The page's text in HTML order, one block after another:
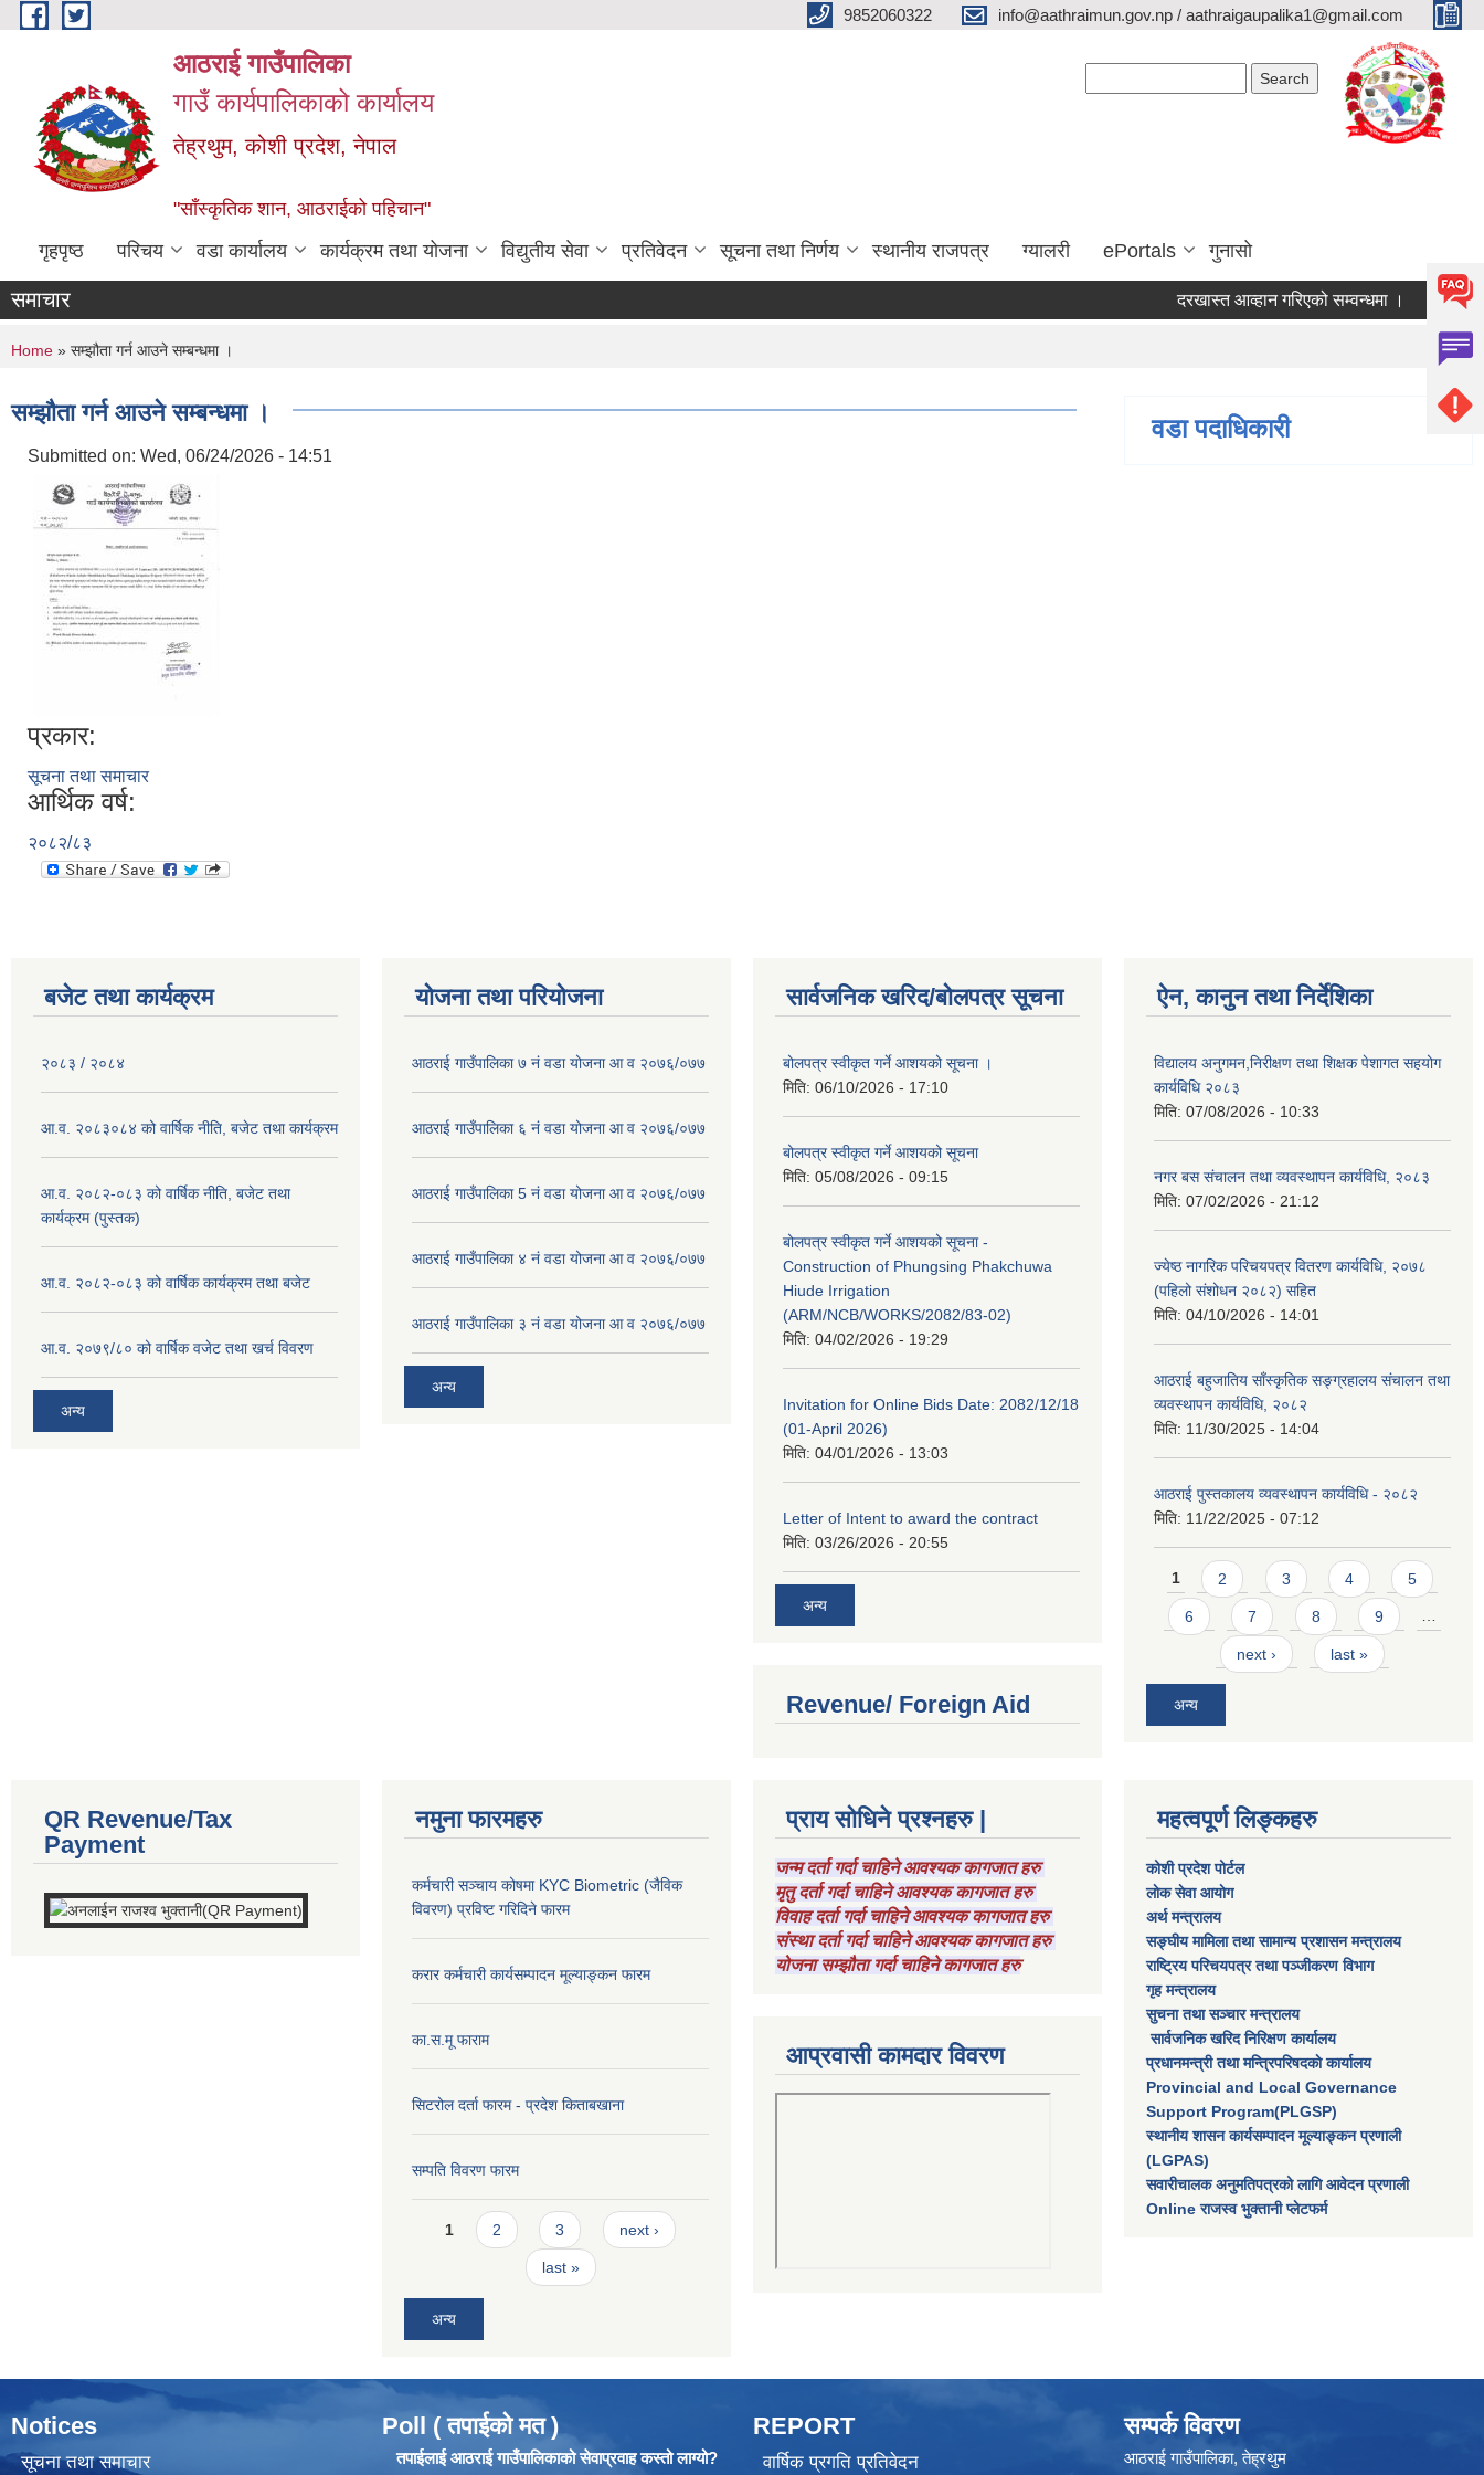
Skip to main content 9852060322 info@aathraimun.gov.np / aathraigaupalika1@gmail.com
आठराई गाउँपालिका
गाउँ कार्यपालिकाको कार्यालय
तेह्रथुम, कोशी प्रदेश, नेपाल
"साँस्कृतिक शान, आठराईको पहिचान"
गृहपृष्ठ परिचय वडा कार्यालय कार्यक्रम तथा योजना विद्युतीय सेवा प्रतिवेदन सूचना तथा निर्णय स्थानीय राजपत्र ग्यालरी ePortals गुनासो
समाचार दरखास्त आव्हान गरिएको सम्वन्धमा । प्रेश
You are here
Home » सम्झौता गर्न आउने सम्बन्धमा ।
सम्झौता गर्न आउने सम्बन्धमा ।
Submitted on: Wed, 06/24/2026 - 14:51
प्रकार:
सूचना तथा समाचार
आर्थिक वर्ष:
२०८२/८३
वडा पदाधिकारी
बजेट तथा कार्यक्रम
२०८३ / २०८४
आ.व. २०८३०८४ को वार्षिक नीति, बजेट तथा कार्यक्रम
आ.व. २०८२-०८३ को वार्षिक नीति, बजेट तथा
कार्यक्रम (पुस्तक)
आ.व. २०८२-०८३ को वार्षिक कार्यक्रम तथा बजेट
आ.व. २०७९/८० को वार्षिक वजेट तथा खर्च विवरण
अन्य
योजना तथा परियोजना
आठराई गाउँपालिका ७ नं वडा योजना आ व २०७६/०७७
आठराई गाउँपालिका ६ नं वडा योजना आ व २०७६/०७७
आठराई गाउँपालिका 5 नं वडा योजना आ व २०७६/०७७
आठराई गाउँपालिका ४ नं वडा योजना आ व २०७६/०७७
आठराई गाउँपालिका ३ नं वडा योजना आ व २०७६/०७७
अन्य
सार्वजनिक खरिद/बोलपत्र सूचना
बोलपत्र स्वीकृत गर्ने आशयको सूचना ।
मिति: 06/10/2026 - 17:10
बोलपत्र स्वीकृत गर्ने आशयको सूचना
मिति: 05/08/2026 - 09:15
बोलपत्र स्वीकृत गर्ने आशयको सूचना -
Construction of Phungsing Phakchuwa
Hiude Irrigation
(ARM/NCB/WORKS/2082/83-02)
मिति: 04/02/2026 - 19:29
Invitation for Online Bids Date: 2082/12/18
(01-April 2026)
मिति: 04/01/2026 - 13:03
Letter of Intent to award the contract
मिति: 03/26/2026 - 20:55
अन्य
Revenue/ Foreign Aid
ऐन, कानुन तथा निर्देशिका
विद्यालय अनुगमन,निरीक्षण तथा शिक्षक पेशागत सहयोग
कार्यविधि २०८३
मिति: 07/08/2026 - 10:33
नगर बस संचालन तथा व्यवस्थापन कार्यविधि, २०८३
मिति: 07/02/2026 - 21:12
ज्येष्ठ नागरिक परिचयपत्र वितरण कार्यविधि, २०७८
(पहिलो संशोधन २०८२) सहित
मिति: 04/10/2026 - 14:01
आठराई बहुजातिय साँस्कृतिक सङ्ग्रहालय संचालन तथा
व्यवस्थापन कार्यविधि, २०८२
मिति: 11/30/2025 - 14:04
आठराई पुस्तकालय व्यवस्थापन कार्यविधि - २०८२
मिति: 11/22/2025 - 07:12
Pages
1 2 3 4 5
6 7 8 9 …
next › last »
अन्य
QR Revenue/Tax
Payment
नमुना फारमहरु
कर्मचारी सञ्चाय कोषमा KYC Biometric (जैविक
विवरण) प्रविष्ट गरिदिने फारम
करार कर्मचारी कार्यसम्पादन मूल्याङ्कन फारम
का.स.मू फाराम
सिटरोल दर्ता फारम - प्रदेश किताबखाना
सम्पति विवरण फारम
Pages
1 2 3 next ›
last »
अन्य
प्राय सोधिने प्रश्नहरु |
जन्म दर्ता गर्दा चाहिने आवश्यक कागजात हरु
मृतु दर्ता गर्दा चाहिने आवश्यक कागजात हरु
विवाह दर्ता गर्दा चाहिने आवश्यक कागजात हरु
संस्था दर्ता गर्दा चाहिने आवश्यक कागजात हरु
योजना सम्झौता गर्दा चाहिने कागजात हरु
आप्रवासी कामदार विवरण
महत्वपूर्ण लिङ्कहरु
कोशी प्रदेश पोर्टल
लाेक सेवा आयाेग
अर्थ मन्त्रालय
सङ्घीय मामिला तथा सामान्य प्रशासन मन्त्रालय
राष्‍ट्रिय परिचयपत्र तथा पञ्‍जीकरण विभाग
गृह मन्त्रालय
सुचना तथा सञ्चार मन्त्रालय
सार्वजनिक खरिद निरिक्षण कार्यालय
प्रधानमन्त्री तथा मन्त्रिपरिषदकाे कार्यालय
Provincial and Local Governance
Support Program(PLGSP)
स्थानीय शासन कार्यसम्पादन मूल्याङ्कन प्रणाली
(LGPAS)
सवारीचालक अनुमतिपत्रको लागि आवेदन प्रणाली
Online राजस्व भुक्तानी प्लेटफर्म
Notices
सूचना तथा समाचार
Poll ( तपाईको मत )
तपाईलाई आठराई गाउँपालिकाको सेवाप्रवाह कस्तो लाग्यो?
REPORT
वार्षिक प्रगति प्रतिवेदन
सम्पर्क विवरण
आठराई गाउँपालिका, तेह्रथुम